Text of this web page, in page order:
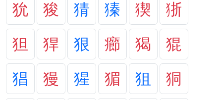
狁
狻 猜 獉 猰
狾
狚
猂 狠 癤 猲
猑
猖
獌 猩 猸 狙
狪